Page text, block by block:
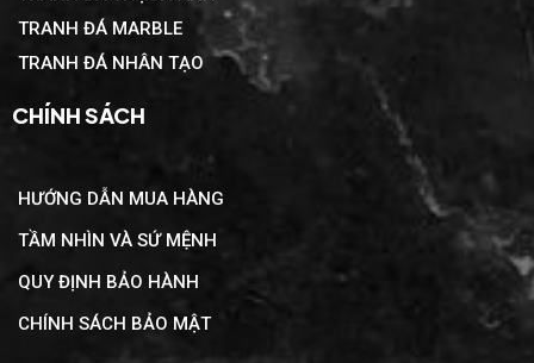
TRANH ĐÁ MARBLE
TRANH ĐÁ NHÂN TẠO
CHÍNH SÁCH
HƯỚNG DẪN MUA HÀNG
TẦM NHÌN VÀ SỨ MỆNH
QUY ĐỊNH BẢO HÀNH
CHÍNH SÁCH BẢO MẬT